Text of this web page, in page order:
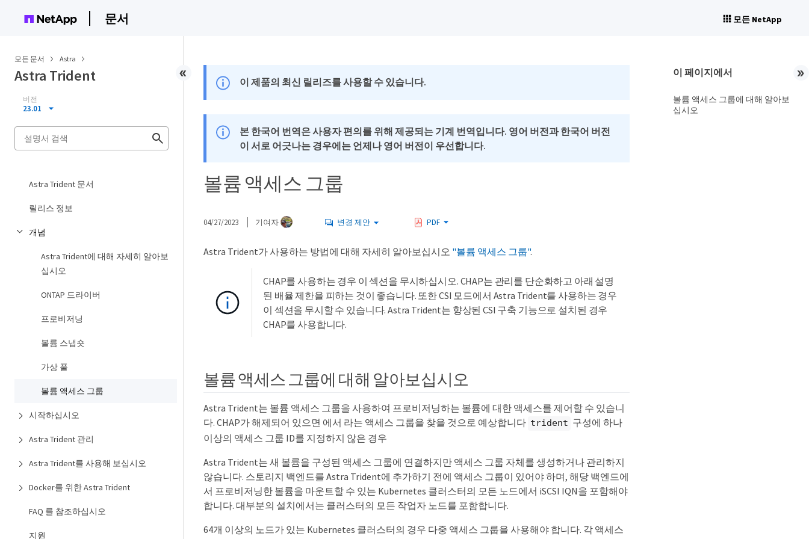
문서 모든 NetApp
모든 문서 Astra
Astra Trident
버전
23.01
Astra Trident 문서
릴리스 정보
개념
Astra Trident에 대해 자세히 알아보
십시오
ONTAP 드라이버
프로비저닝
볼륨 스냅숏
가상 풀
볼륨 액세스 그룹
시작하십시오
Astra Trident 관리
Astra Trident를 사용해 보십시오
Docker를 위한 Astra Trident
FAQ 를 참조하십시오
지원
이 제품의 최신 릴리즈를 사용할 수 있습니다.
본 한국어 번역은 사용자 편의를 위해 제공되는 기계 번역입니다. 영어 버전과 한국어 버전
이 서로 어긋나는 경우에는 언제나 영어 버전이 우선합니다.
볼륨 액세스 그룹
04/27/2023 기여자 변경 제안 PDF
Astra Trident가 사용하는 방법에 대해 자세히 알아보십시오 "볼륨 액세스 그룹".
CHAP를 사용하는 경우 이 섹션을 무시하십시오. CHAP는 관리를 단순화하고 아래 설명
된 배율 제한을 피하는 것이 좋습니다. 또한 CSI 모드에서 Astra Trident를 사용하는 경우
이 섹션을 무시할 수 있습니다. Astra Trident는 향상된 CSI 구축 기능으로 설치된 경우
CHAP를 사용합니다.
볼륨 액세스 그룹에 대해 알아보십시오
Astra Trident는 볼륨 액세스 그룹을 사용하여 프로비저닝하는 볼륨에 대한 액세스를 제어할 수 있습니
다. CHAP가 해제되어 있으면 에서 라는 액세스 그룹을 찾을 것으로 예상합니다 trident 구성에 하나
이상의 액세스 그룹 ID를 지정하지 않은 경우
Astra Trident는 새 볼륨을 구성된 액세스 그룹에 연결하지만 액세스 그룹 자체를 생성하거나 관리하지
않습니다. 스토리지 백엔드를 Astra Trident에 추가하기 전에 액세스 그룹이 있어야 하며, 해당 백엔드에
서 프로비저닝한 볼륨을 마운트할 수 있는 Kubernetes 클러스터의 모든 노드에서 iSCSI IQN을 포함해야
합니다. 대부분의 설치에서는 클러스터의 모든 작업자 노드를 포함합니다.
64개 이상의 노드가 있는 Kubernetes 클러스터의 경우 다중 액세스 그룹을 사용해야 합니다. 각 액세스
이 페이지에서
볼륨 액세스 그룹에 대해 알아보
십시오